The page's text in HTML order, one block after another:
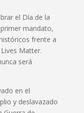
el Día de la
mandato,
frente a
Matter.
será
en el
y deslavazado